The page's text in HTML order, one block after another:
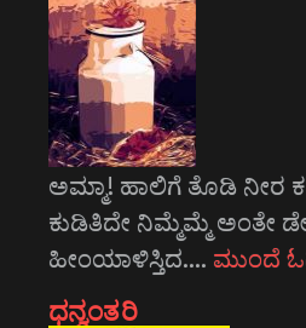
ಅಮ್ಮಾ! ಹಾಲಿಗೆ ತೊಡಿ ನೀರ
ಕುಡಿತಿದೇ ನಿಮ್ಮೆಮ್ಮೆ ಅಂತೇ
ಹೀಂಯಾಳಿಸ್ತಿದ.… ಮುಂದೆ
ಧನ್ವಂತರಿ